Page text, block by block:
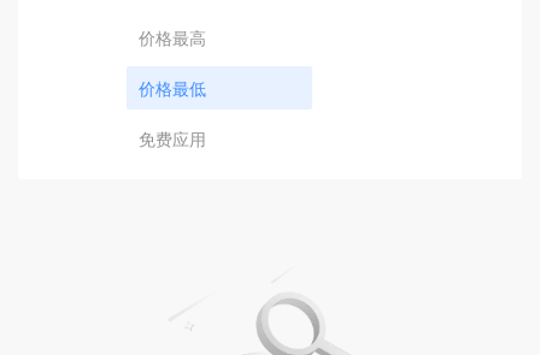
价格最高
价格最低
免费应用